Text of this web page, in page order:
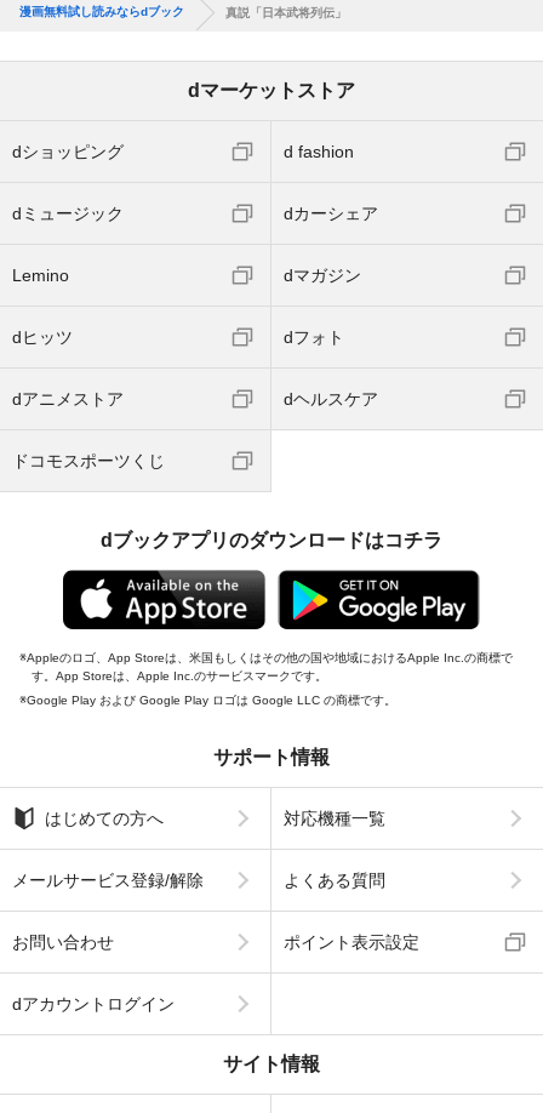
漫画無料試し読みならdブック 真説「日本武将列伝」
dマーケットストア
dショッピング d fashion
dミュージック dカーシェア
Lemino dマガジン
dヒッツ dフォト
dアニメストア dヘルスケア
ドコモスポーツくじ
dブックアプリのダウンロードはコチラ
Appleのロゴ、App Storeは、米国もしくはその他の国や地域におけるApple Inc.の商標で
す。App Storeは、Apple Inc.のサービスマークです。
Google Play および Google Play ロゴは Google LLC の商標です。
サポート情報
はじめての方へ 対応機種一覧
メールサービス登録/解除 よくある質問
お問い合わせ ポイント表示設定
dアカウントログイン
サイト情報